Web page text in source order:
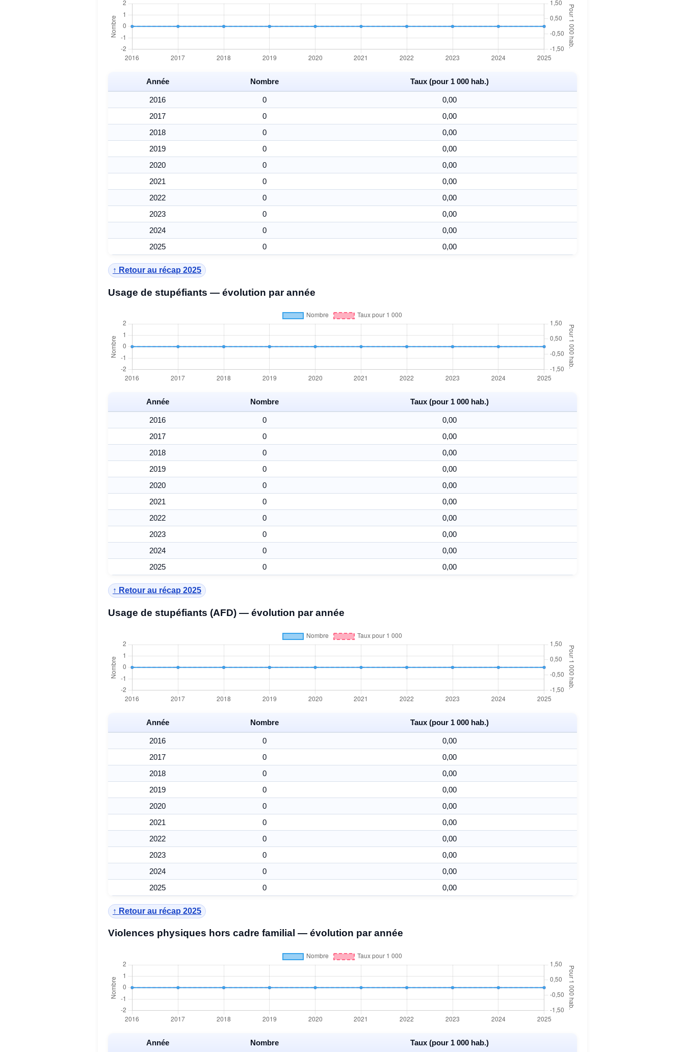
Année Nombre Taux (pour 1 000 hab.)
2016 0
0,00
2017
0
0,00
2018
0
0,00
2019
0
0,00
2020
0
0,00
2021
0
0,00
2022
0
0,00
2023
0
0,00
2024
0
0,00
2025
0 0,00
↑ Retour au récap 2025
Usage de stupéfiants — évolution par année
Année Nombre Taux (pour 1 000 hab.)
2016 0
0,00
2017
0
0,00
2018
0
0,00
2019
0
0,00
2020
0
0,00
2021
0
0,00
2022
0
0,00
2023
0
0,00
2024
0
0,00
2025
0 0,00
↑ Retour au récap 2025
Usage de stupéfiants (AFD) — évolution par année
Année Nombre Taux (pour 1 000 hab.)
2016 0
0,00
2017
0
0,00
2018
0
0,00
2019
0
0,00
2020
0
0,00
2021
0
0,00
2022
0
0,00
2023
0
0,00
2024
0
0,00
2025
0 0,00
↑ Retour au récap 2025
Violences physiques hors cadre familial — évolution par année
Année Nombre Taux (pour 1 000 hab.)